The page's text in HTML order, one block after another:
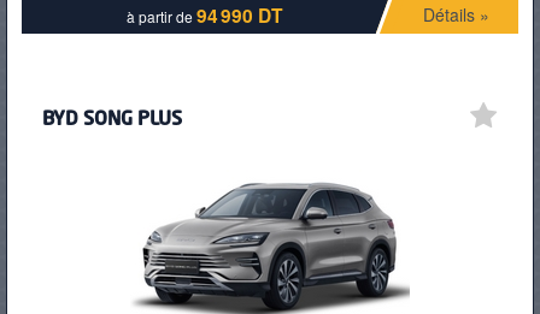
à partir de94 990 DT Détails »
BYD SONG PLUS